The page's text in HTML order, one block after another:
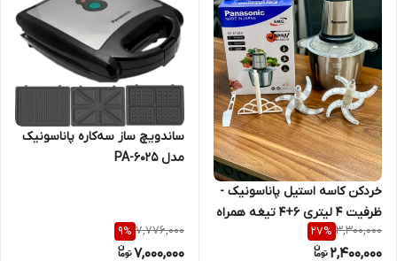
خردکن کاسه استیل پاناسونیک -
ظرفیت 4 لیتری 6+4 تیغه همراه
M368
3,300,000
27%
2,400,000
ساندویچ ساز سه‌کاره پاناسونیک
مدل PA-6025
7,776,000
9%
7,000,000